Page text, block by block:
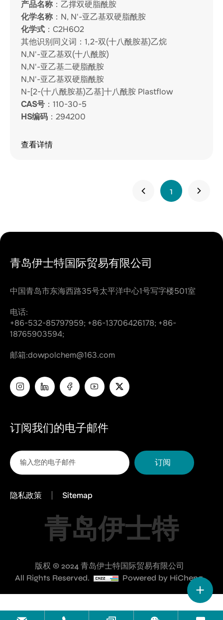
产品名称 ：乙撑双硬脂酰胺
化学名称 ：N, N'-亚乙基双硬脂酰胺
化学式 ：C2H6O2
其他识别同义词：1,2-双(十八酰胺基)乙烷
N,N'-亚乙基双(十八酰胺)
N,N'-亚乙基二硬脂酰胺
N,N'-亚乙基双硬脂酰胺
N-[2-(十八酰胺基)乙基]十八酰胺 Plastflow
CAS号 ：110-30-5
HS编码 ：294200
查看详情
1
青岛伊士特国际贸易有限公司
中国青岛市东海西路35号太平洋中心1号写字楼501室
电话:
+86-532-85797959; +86-13706426178; +86-
18765903594;
邮箱:dowpolchem@163.com
订阅我们的电子邮件
订阅
隐私政策 Sitemap
青岛伊士特
版权 © 2024 青岛伊士特国际贸易有限公司
All Rights Reserved.
Powered by HiCheng.